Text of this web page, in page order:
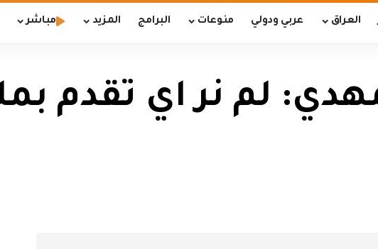
العراق عربي ودولي منوعات البرامج المزيد مباشر
لم نر اي تقدم